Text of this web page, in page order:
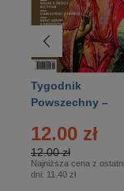
Tygodnik
Powszechny –
12.00 zł
12.00 zł
Najniższa cena z
dni: 11.40 zł